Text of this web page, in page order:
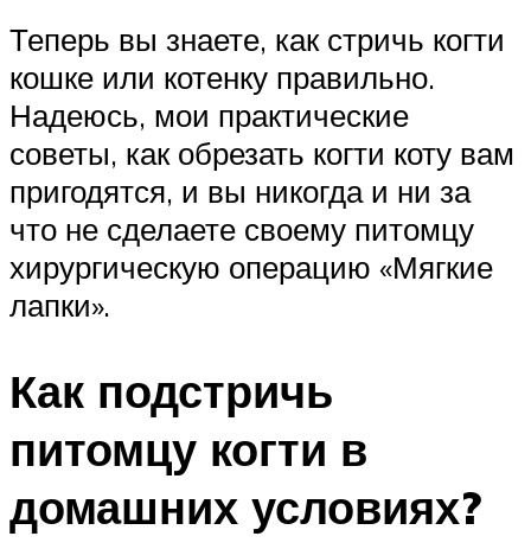
Теперь вы знаете, как стричь когти
кошке или котенку правильно.
Надеюсь, мои практические
советы, как обрезать когти коту вам
пригодятся, и вы никогда и ни за
что не сделаете своему питомцу
хирургическую операцию «Мягкие
лапки».
Как подстричь
питомцу когти в
домашних условиях?